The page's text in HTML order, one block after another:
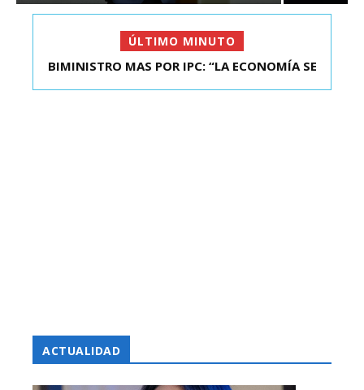
ÚLTIMO MINUTO
KAST SE REUNIÓ CON EL PRESIDENTE ELECTO DE
BIMINISTRO MAS POR IPC: “LA ECONOMÍA SE
ACTUALIDAD